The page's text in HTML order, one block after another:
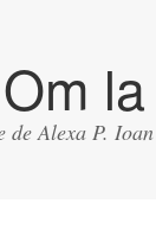
de Alexa P. Ioan